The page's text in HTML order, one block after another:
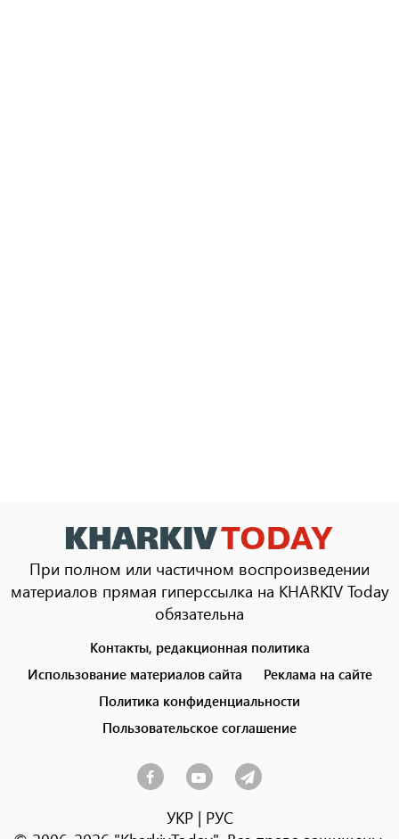
При полном или частичном воспроизведении
материалов прямая гиперссылка на KHARKIV Today
обязательна
menu
Контакты, редакционная политика
Использование материалов сайта
Реклама на сайте
Политика конфиденциальности
Пользовательское соглашение
УКР| РУС